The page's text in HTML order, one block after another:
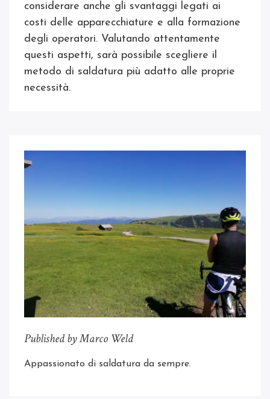
considerare anche gli svantaggi legati ai
costi delle apparecchiature e alla formazione
degli operatori. Valutando attentamente
questi aspetti, sarà possibile scegliere il
metodo di saldatura più adatto alle proprie
necessità.
Published by Marco Weld
Appassionato di saldatura da sempre.